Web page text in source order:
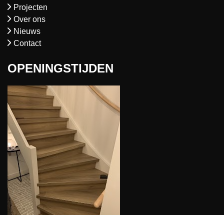
Projecten
Over ons
Nieuws
Contact
OPENINGSTIJDEN